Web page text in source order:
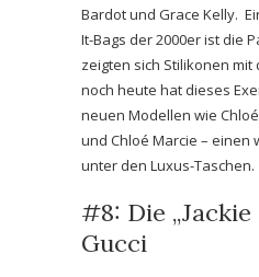
Bardot und Grace Kelly.
It-Bags der 2000er ist die
zeigten sich Stilikonen mit
noch heute hat dieses
neuen Modellen wie
und Chloé Marcie – einen
unter den Luxus-Taschen.
#8: Die „Jackie
Gucci